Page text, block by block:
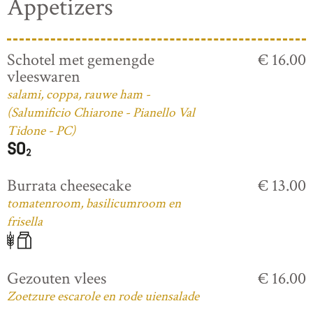
Appetizers
Schotel met gemengde
vleeswaren
salami, coppa, rauwe ham -
(Salumificio Chiarone - Pianello Val
Tidone - PC)
€ 16.00
Burrata cheesecake
tomatenroom, basilicumroom en
frisella
€ 13.00
Gezouten vlees
Zoetzure escarole en rode uiensalade
€ 16.00